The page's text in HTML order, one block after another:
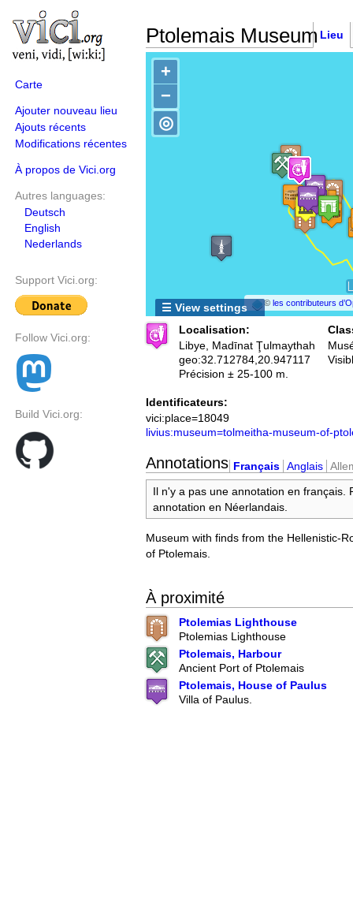
Carte
Ajouter nouveau lieu
Ajouts récents
Modifications récentes
À propos de Vici.org
Autres languages:
Deutsch
English
Nederlands
Support Vici.org:
Follow Vici.org:
Build Vici.org:
Ptolemais Museum Lieu
+
−
©les contributeurs
◎
☰ View settings
Localisation:
Libye, Madīnat Ţulmaythah
geo:32.712784,20.947117
Précision ± 25-100 m.
Identificateurs:
vici:place=18049
livius:museum=tolmeitha-museum-of-
Annotations Français Anglais
Il n'y a pas une annotation en français.
annotation en Néerlandais.
Museum with finds from the Hellenistic-
of Ptolemais.
À proximité
Ptolemias Lighthouse
Ptolemias Lighthouse
Ptolemais, Harbour
Ancient Port of Ptolemais
Ptolemais, House of Paulus
Villa of Paulus.